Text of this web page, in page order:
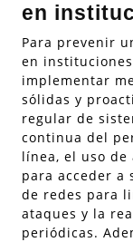
en
Para prevenir
en
implementar
sólidas y
regular de
continua del
línea, el uso
para acceder a
de redes para
ataques y la
periódicas.